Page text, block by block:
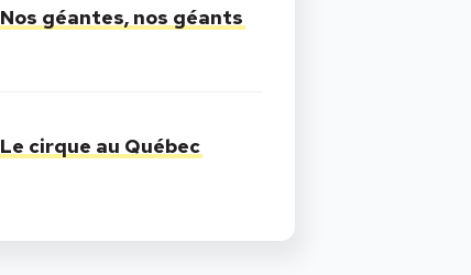
Nos géantes, nos géants
Le cirque au Québec